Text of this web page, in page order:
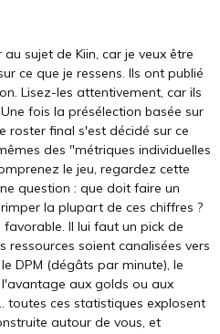
sujet de Kiin, car je veux être
ce que je ressens. Ils ont publié
Lisez-les attentivement, car ils
fois la présélection basée sur
roster final s'est décidé sur ce
des "métriques individuelles
le jeu, regardez cette
question : que doit faire un
la plupart de ces chiffres ?
Il lui faut un pick de
ressources soient canalisées vers
DPM (dégâts par minute), le
aux golds ou aux
toutes ces statistiques explosent
autour de vous, et